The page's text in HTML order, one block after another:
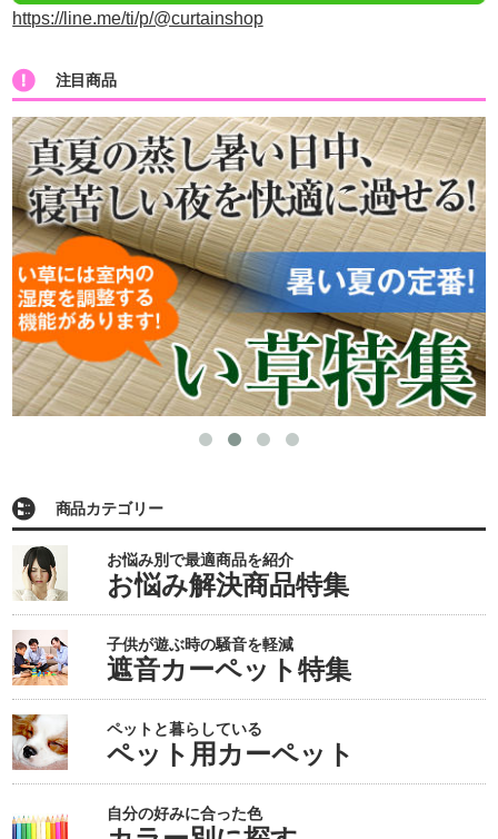
https://line.me/ti/p/@curtainshop
注目商品
商品カテゴリー
お悩み別で最適商品を紹介
お悩み解決商品特集
子供が遊ぶ時の騒音を軽減
遮音カーペット特集
ペットと暮らしている
ペット用カーペット
自分の好みに合った色